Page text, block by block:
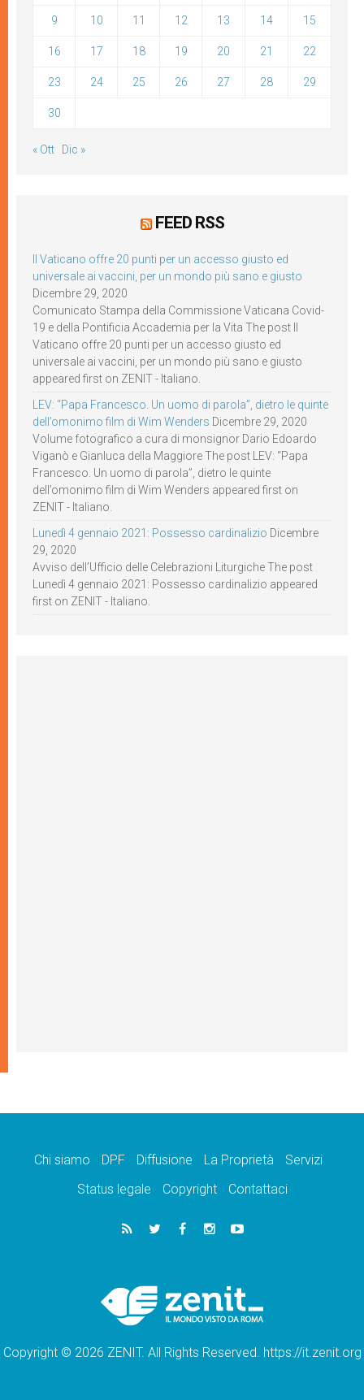
9 10 11 12 13 14 15
16 17 18 19 20 21 22
23 24 25 26 27 28 29
30
« Ott Dic »
FEED RSS
Il Vaticano offre 20 punti per un accesso giusto ed
universale ai vaccini, per un mondo più sano e giusto
Dicembre 29, 2020
Comunicato Stampa della Commissione Vaticana Covid-
19 e della Pontificia Accademia per la Vita The post Il
Vaticano offre 20 punti per un accesso giusto ed
universale ai vaccini, per un mondo più sano e giusto
appeared first on ZENIT - Italiano.
LEV: “Papa Francesco. Un uomo di parola”, dietro le quinte
dell’omonimo film di Wim Wenders Dicembre 29, 2020
Volume fotografico a cura di monsignor Dario Edoardo
Viganò e Gianluca della Maggiore The post LEV: “Papa
Francesco. Un uomo di parola”, dietro le quinte
dell’omonimo film di Wim Wenders appeared first on
ZENIT - Italiano.
Lunedì 4 gennaio 2021: Possesso cardinalizio Dicembre
29, 2020
Avviso dell’Ufficio delle Celebrazioni Liturgiche The post
Lunedì 4 gennaio 2021: Possesso cardinalizio appeared
first on ZENIT - Italiano.
Chi siamo DPF Diffusione La Proprietà
Servizi
Status legale
Copyright Contattaci
Copyright © 2026 ZENIT. All Rights Reserved. https://it.zenit.org